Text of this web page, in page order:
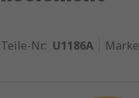
Nr.: U1186A Marke